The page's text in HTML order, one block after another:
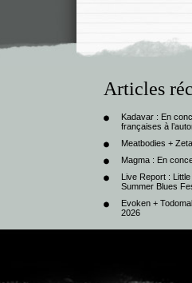
Articles
Kadavar : En
françaises à
Meatbodies +
Magma : En
Live Report :
Summer Blues
Evoken +
2026